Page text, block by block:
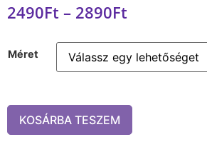
2490Ft – 2890Ft
Méret
KOSÁRBA TESZEM